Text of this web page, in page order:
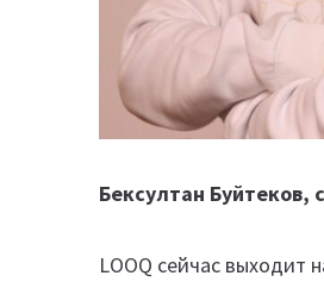
Бексултан Буйтеков,
LOOQ сейчас